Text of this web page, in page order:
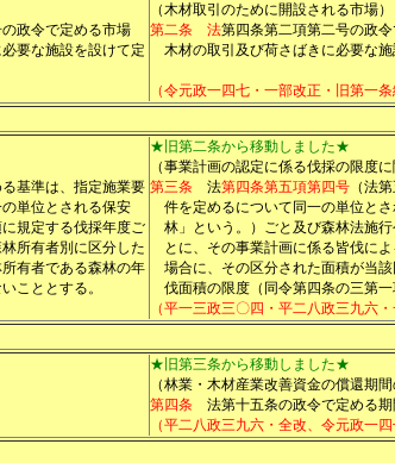
（木材取引のために開設される市場）
政令で定める市場
要な施設を設けて定
第二条 法第四条第二項第二号の政
木材の取引及び荷さばきに必要な
（令元政一四七・一部改正・旧第一条
★旧第二条から移動しました★
（事業計画の認定に係る伐採の限度に
基準は、指定施業要
単位とされる保安
規定する伐採年度ご
所有者別に区分した
有者である森林の年
こととする。
第三条 法第四条第五項第四号 （法
件を定めるについて同一の単位と
林」という。）ごと及び森林法施
とに、その事業計画に係る皆伐に
場合に、その区分された面積が当
伐面積の限度（同令第四条の三第
（平一三政三〇四・平二八政三九六
★旧第三条から移動しました★
（林業・木材産業改善資金の償還期間
第四条
法第十五条の政令で定める期
（平二八政三九六・全改、令元政一